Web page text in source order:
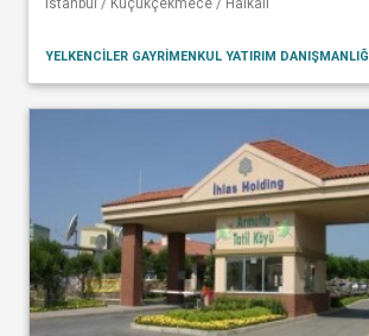
YELKENCİLER GAYRİMENKUL YATIRIM